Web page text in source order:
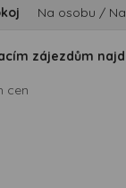
Na osobu /
zájezdům
cen